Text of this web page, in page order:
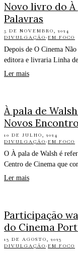
Novo livro do À
Palavras
5 DE NOVEMBRO, 2024
DIVULGAÇÃO·EM FOCO
Depois de O Cinema
editora e livraria Linha
Ler mais
À pala de
Novos
10 DE JULHO, 2024
DIVULGAÇÃO·EM FOCO
O À pala de Walsh é
Centro de Cinema que
Ler mais
Participação
do Cinema
13 DE AGOSTO, 2023
DIVULGAÇÃO·EM FOCO